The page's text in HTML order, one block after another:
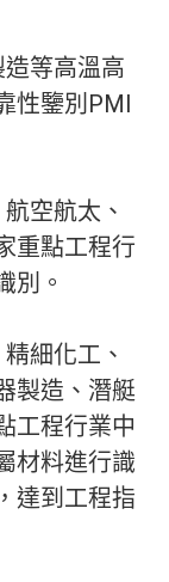
等高溫高
性鑒別PMI
空航太、
重點工程行
別。
細化工、
製造、潛艇
工程行業中
材料進行識
達到工程指